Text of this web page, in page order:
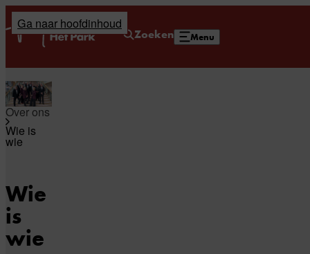
Ga naar hoofdinhoud
Zoeken Menu
Home
Over ons
Wie is
wie
Wie
is
wie